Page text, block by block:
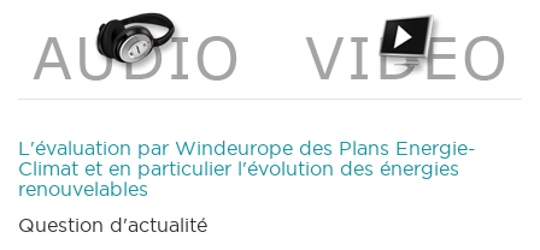
(PDF)
|DECRET 1374 n1 (2018-2019) (PDF)
|
DECRET 1278 n1 (2018-2019) (PDF)
|
DECRET 1278 n2 (2018-2019) (PDF)
|
PARCHEMIN 1278 (2018-2019) (PDF)
DECRET 1279 n1 (2018-2019) (PDF)
|DECRET
1279 n1bis (2018-2019) (PDF)
n2 (2018-2019) (PDF)
L'évaluation par Windeurope des Plans Energie-
Climat et en particulier l'évolution des énergies
renouvelables
Question d'actualité